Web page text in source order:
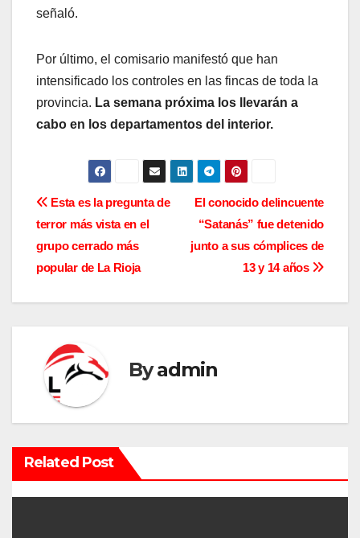
señaló.
Por último, el comisario manifestó que han
intensificado los controles en las fincas de toda la
provincia. La semana próxima los llevarán a
cabo en los departamentos del interior.
N
a
v
e
a
ó
n
El conocido delincuente
“Satanás” fue detenido
junto a sus cómplices de
13 y 14 años
Esta es la pregunta de
terror más vista en el
grupo cerrado más
popular de La Rioja
Byadmin
Related Post